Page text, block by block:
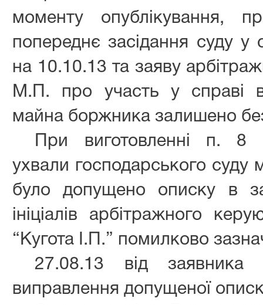
моменту опублікування,
попереднє засідання суду
на 10.10.13 та заяву
М.П. про участь у справі в
майна боржника залишено
При виготовленні п. 8
ухвали господарського суду
було допущено описку в
ініціалів арбітражного
“Кугота І.П.” помилково
27.08.13 від заявника
виправлення допущеної